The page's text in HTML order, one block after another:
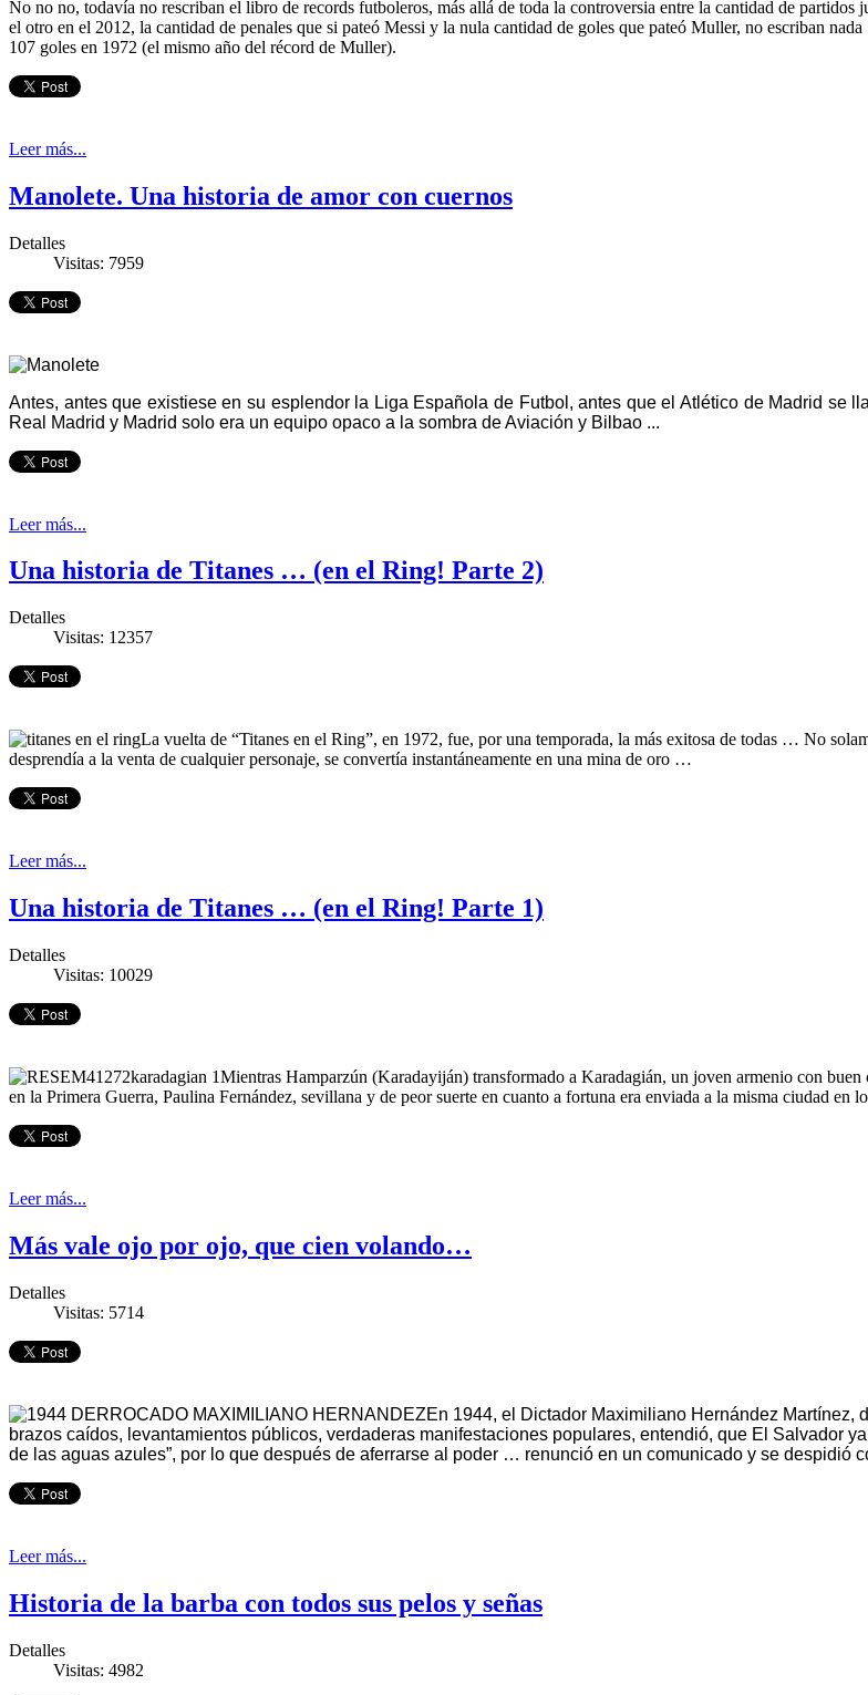
No no no, todavía no rescriban el libro de records futboleros, más allá de toda la controversia entre la cantidad de
el otro en el 2012, la cantidad de penales que si pateó Messi y la nula cantidad de goles que pateó Muller, no escriban
107 goles en 1972 (el mismo año del récord de Muller).
Leer más...
Manolete. Una historia de amor con cuernos
Detalles
Visitas: 7959
Antes, antes que existiese en su esplendor la Liga Española de Futbol, antes que el Atlético de Madrid se
Real Madrid y Madrid solo era un equipo opaco a la sombra de Aviación y Bilbao ...
Leer más...
Una historia de Titanes … (en el Ring! Parte 2)
Detalles
Visitas: 12357
La vuelta de “Titanes en el Ring”, en 1972, fue, por una temporada, la más exitosa de todas … No
desprendía a la venta de cualquier personaje, se convertía instantáneamente en una mina de oro …
Leer más...
Una historia de Titanes … (en el Ring! Parte 1)
Detalles
Visitas: 10029
Mientras Hamparzún (Karadayiján) transformado a Karadagián, un joven armenio con
en la Primera Guerra, Paulina Fernández, sevillana y de peor suerte en cuanto a fortuna era enviada a la misma ciudad en
Leer más...
Más vale ojo por ojo, que cien volando…
Detalles
Visitas: 5714
En 1944, el Dictador Maximiliano Hernández
brazos caídos, levantamientos públicos, verdaderas manifestaciones populares, entendió, que El Salvador
de las aguas azules”, por lo que después de aferrarse al poder … renunció en un comunicado y se despidió
Leer más...
Historia de la barba con todos sus pelos y señas
Detalles
Visitas: 4982